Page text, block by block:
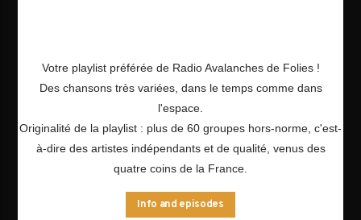
Votre playlist préférée de Radio Avalanches de Folies !
Des chansons très variées, dans le temps comme dans
l'espace.
Originalité de la playlist : plus de 60 groupes hors-norme, c'est-
à-dire des artistes indépendants et de qualité, venus des
quatre coins de la France.
Info and episodes